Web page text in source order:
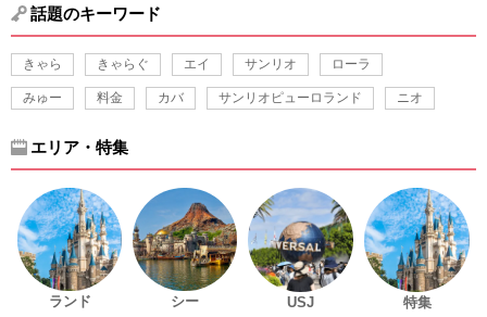
話題のキーワード
きゃら きゃらぐ エイ サンリオ ローラ
みゅー 料金 カバ サンリオピューロランド ニオ
エリア・特集
ランド シー USJ 特集